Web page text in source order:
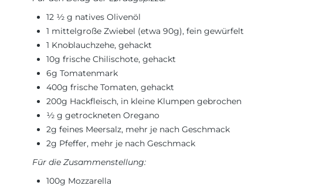
12 ½ g natives Olivenöl
1 mittelgroße Zwiebel (etwa 90g), fein gewürfelt
1 Knoblauchzehe, gehackt
10g frische Chilischote, gehackt
6g Tomatenmark
400g frische Tomaten, gehackt
200g Hackfleisch, in kleine Klumpen gebrochen
½ g getrockneten Oregano
2g feines Meersalz, mehr je nach Geschmack
2g Pfeffer, mehr je nach Geschmack
Für die Zusammenstellung:
100g Mozzarella